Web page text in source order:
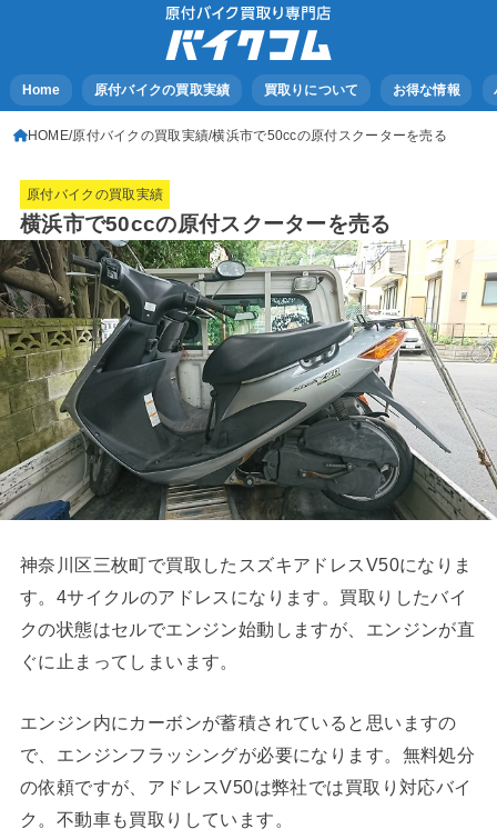
Home 原付バイクの買取実績 買取りについて お得な情報
HOME 原付バイクの買取実績 横浜市で50ccの原付スクーターを売る
原付バイクの買取実績
横浜市で50ccの原付スクーターを売る
神奈川区三枚町で買取したスズキアドレスV50になりま
す。4サイクルのアドレスになります。買取りしたバイ
クの状態はセルでエンジン始動しますが、エンジンが直
ぐに止まってしまいます。
エンジン内にカーボンが蓄積されていると思いますの
で、エンジンフラッシングが必要になります。無料処分
の依頼ですが、アドレスV50は弊社では買取り対応バイ
ク。不動車も買取りしています。